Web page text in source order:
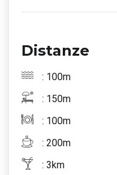
Distanze
: 100m
: 150m
: 100m
: 200m
: 3km